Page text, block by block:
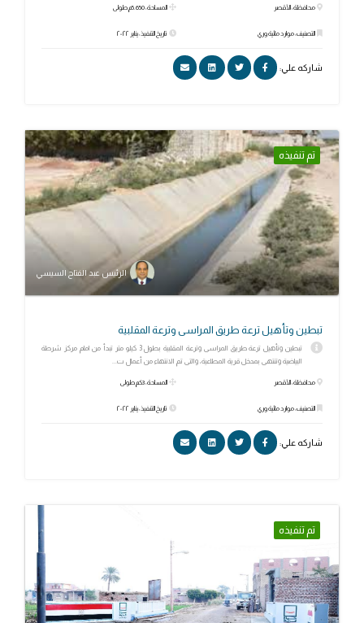
محافظة: الأقصر
التصنيف: موارد مائية وري
المساحة: 5.650م طولى
تاريخ التنفيذ: يناير ٢٠٢٢
شاركه علي:
تم تنفيذه
الرئيس عبد الفتاح السيسي
تبطين وتأهيل ترعة طريق المراسى وترعة المقلبية
تبطين وتأهيل ترعة طريق المراسى وترعة المقلبية بطول 3 كيلو متر تبدأ من امام مركز شرطة
البياضية وتنتهى بمدخل قرية المطاعية، والتى تم الانتهاء من أعمال ت...
محافظة: الأقصر
التصنيف: موارد مائية وري
المساحة: 3كم طولى
تاريخ التنفيذ: يناير ٢٠٢٢
شاركه علي:
تم تنفيذه